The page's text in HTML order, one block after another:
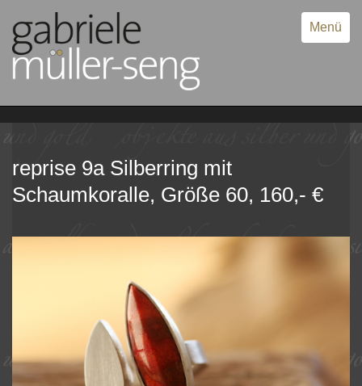
Menü
reprise 9a Silberring mit
Schaumkoralle, Größe 60, 160,- €